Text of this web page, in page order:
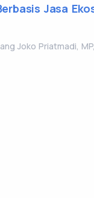
Jasa
Joko Priatmadi,